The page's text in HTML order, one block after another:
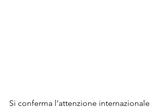
Si conferma l’attenzione internazionale